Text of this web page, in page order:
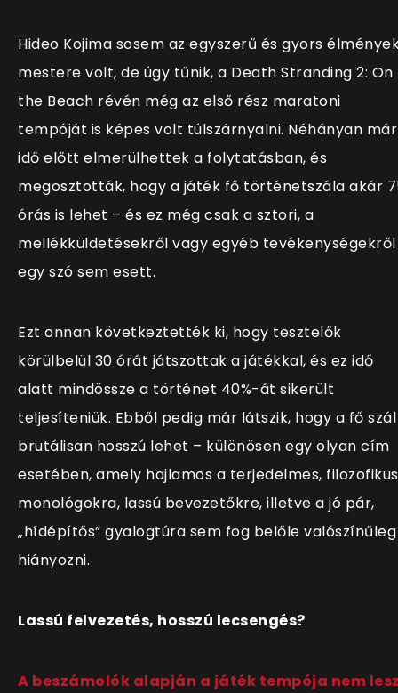
Hideo Kojima sosem az egyszerű és gyors
mestere volt, de úgy tűnik, a Death Stranding 2: On
the Beach révén még az első rész maratoni
tempóját is képes volt túlszárnyalni. Néhányan már
idő előtt elmerülhettek a folytatásban, és
megosztották, hogy a játék fő történetszála akár
órás is lehet – és ez még csak a sztori, a
mellékküldetésekről vagy egyéb tevékenységekről
egy szó sem esett.
Ezt onnan következtették ki, hogy tesztelők
körülbelül 30 órát játszottak a játékkal, és ez idő
alatt mindössze a történet 40%-át sikerült
teljesíteniük. Ebből pedig már látszik, hogy a fő szál
brutálisan hosszú lehet – különösen egy olyan cím
esetében, amely hajlamos a terjedelmes, filozofikus
monológokra, lassú bevezetőkre, illetve a jó pár,
„hídépítős” gyalogtúra sem fog belőle valószínűleg
hiányozni.
Lassú felvezetés, hosszú lecsengés?
A beszámolók alapján a játék tempója nem